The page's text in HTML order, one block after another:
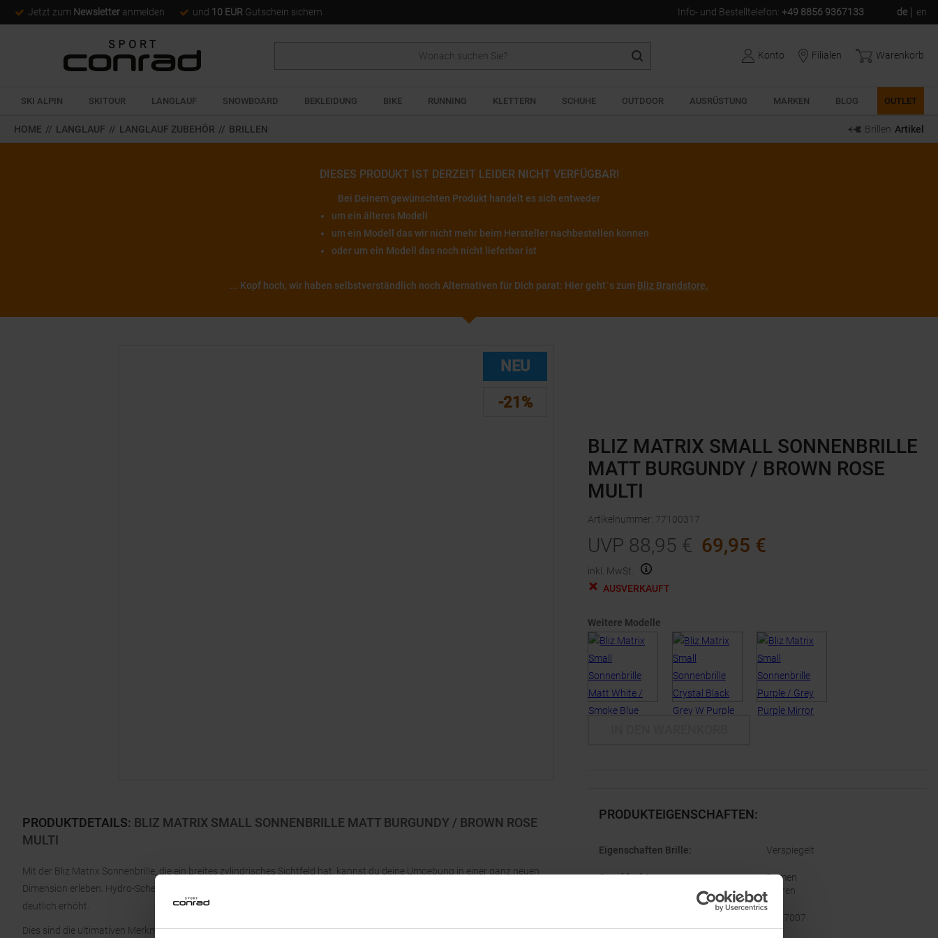
Jetzt zum Newsletter anmelden und 10 EUR Gutschein sichern Info- und Bestelltelefon: +49 8856 9367133 de en
Konto Filialen Warenkorb
SKI ALPIN SKITOUR LANGLAUF SNOWBOARD BEKLEIDUNG BIKE RUNNING KLETTERN SCHUHE OUTDOOR AUSRÜSTUNG MARKEN BLOG OUTLET
HOME // LANGLAUF // LANGLAUF ZUBEHÖR // BRILLEN Brillen Artikel
DIESES PRODUKT IST DERZEIT LEIDER NICHT VERFÜGBAR!
Bei Deinem gewünschten Produkt handelt es sich entweder
um ein älteres Modell
um ein Modell das wir nicht mehr beim Hersteller nachbestellen können
oder um ein Modell das noch nicht lieferbar ist
... Kopf hoch, wir haben selbstverständlich noch Alternativen für Dich parat: Hier geht´s zum Bliz Brandstore.
NEU
-21%
PRODUKTDETAILS: BLIZ MATRIX SMALL SONNENBRILLE MATT BURGUNDY / BROWN ROSE
MULTI
Mit der Bliz Matrix Sonnenbrille, die ein breites zylindrisches Sichtfeld hat, kannst du deine Umgebung in einer ganz neuen
Dimension erleben. Hydro-Scheibensystem: eine Scheibentechnologie, welche das vertikale Sichtfeld in Rennsituationen
deutlich erhöht.
Dies sind die ultimativen Merkmale sportlicher Leistung. Das verstellbare Nasenpad aus Gummi und die Bügelspitzen mit
BLIZ MATRIX SMALL SONNENBRILLE
MATT BURGUNDY / BROWN ROSE
MULTI
Artikelnummer: 77100317
UVP 88,95 € 69,95 €
inkl. MwSt.
AUSVERKAUFT
Weitere Modelle
PRODUKTEIGENSCHAFTEN:
Eigenschaften Brille: Verspiegelt
Geschlecht:
Damen
Herren
0ZB7007